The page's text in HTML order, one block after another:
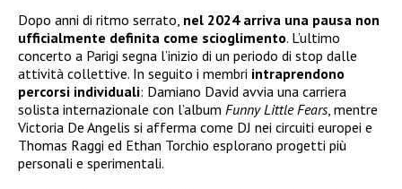
Dopo anni di ritmo serrato, nel 2024 arriva una pausa non
ufficialmente definita come scioglimento. L’ultimo
concerto a Parigi segna l’inizio di un periodo di stop dalle
attività collettive. In seguito i membri intraprendono
percorsi individuali: Damiano David avvia una carriera
solista internazionale con l’album Funny Little Fears, mentre
Victoria De Angelis si afferma come DJ nei circuiti europei e
Thomas Raggi ed Ethan Torchio esplorano progetti più
personali e sperimentali.